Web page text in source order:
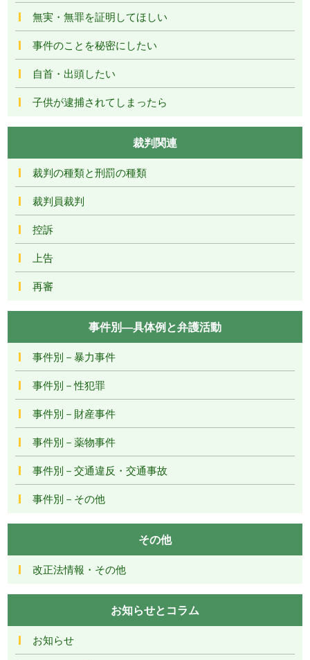
無実・無罪を証明してほしい
事件のことを秘密にしたい
自首・出頭したい
子供が逮捕されてしまったら
裁判関連
裁判の種類と刑罰の種類
裁判員裁判
控訴
上告
再審
事件別―具体例と弁護活動
事件別－暴力事件
事件別－性犯罪
事件別－財産事件
事件別－薬物事件
事件別－交通違反・交通事故
事件別－その他
その他
改正法情報・その他
お知らせとコラム
お知らせ